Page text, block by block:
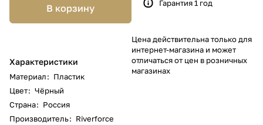
В корзину
Характеристики
Материал: Пластик
Цвет: Чёрный
Страна: Россия
Производитель: Riverforce
Гарантия 1 год
Цена действительна только для
интернет-магазина и может
отличаться от цен в розничных
магазинах